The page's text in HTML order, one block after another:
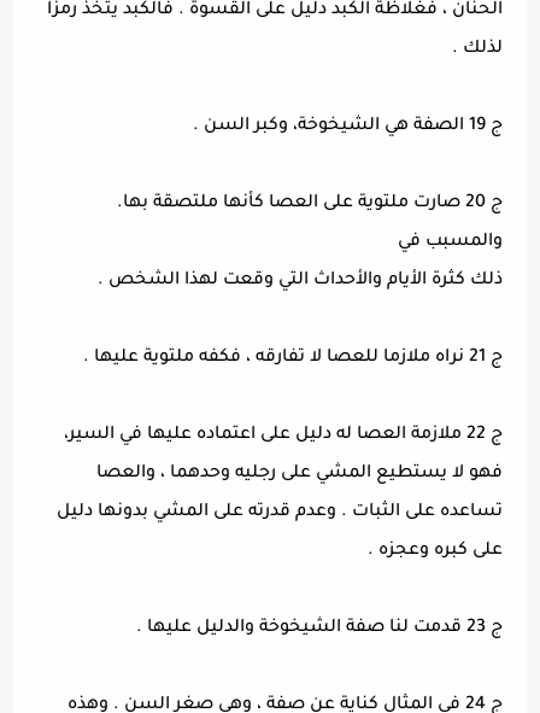
الحنان ، فغلاظة الكبد دليل على القسوة . فالكبد يتخذ رمزا
لذلك .
ج 19 الصفة هي الشيخوخة، وكبر السن .
ج 20 صارت ملتوية على العصا كأنها ملتصقة بها.
والمسبب في
ذلك كثرة الأيام والأحداث التي وقعت لهذا الشخص .
ج 21 نراه ملازما للعصا لا تفارقه ، فكفه ملتوية عليها .
ج 22 ملازمة العصا له دليل على اعتماده عليها في السير،
فهو لا يستطيع المشي على رجليه وحدهما ، والعصا
تساعده على الثبات . وعدم قدرته على المشي بدونها دليل
على كبره وعجزه .
ج 23 قدمت لنا صفة الشيخوخة والدليل عليها .
ج 24 في المثال كناية عن صفة ، وهي صغر السن . وهذه